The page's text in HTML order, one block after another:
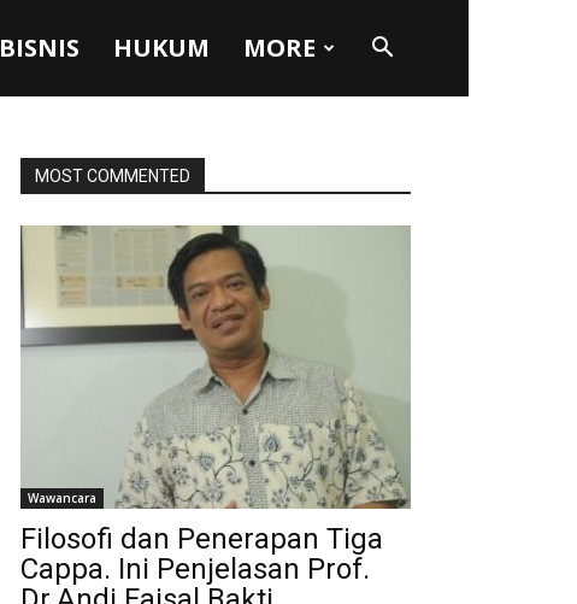
BISNIS HUKUM MORE
MOST COMMENTED
Wawancara
Filosofi dan Penerapan Tiga
Cappa. Ini Penjelasan Prof.